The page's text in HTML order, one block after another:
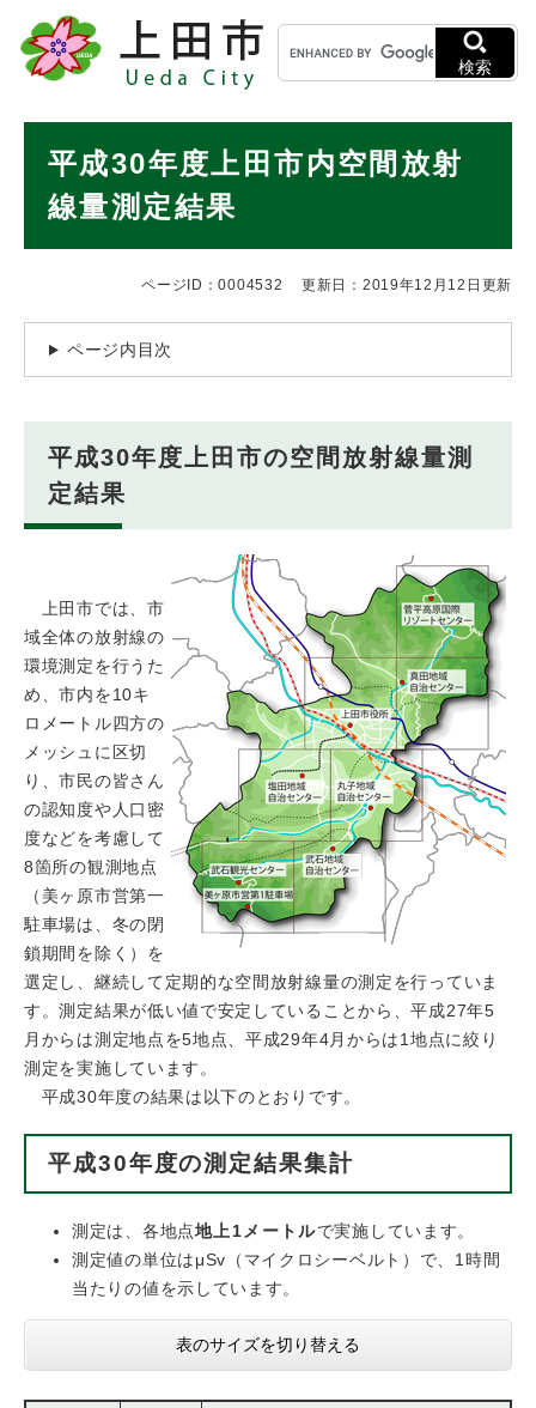
メニューを飛ばして本文へ
キ
ー
ワ
検
検索
平成30年度上田市内空間放射
線量測定結果
ページID：0004532 更新日：2019年12月12日更新
ページ内目次
平成30年度上田市の空間放射線量測
定結果
上田市では、市
域全体の放射線の
環境測定を行うた
め、市内を10キ
ロメートル四方の
メッシュに区切
り、市民の皆さん
の認知度や人口密
度などを考慮して
8箇所の観測地点
（美ヶ原市営第一
駐車場は、冬の閉
鎖期間を除く）を
選定し、継続して定期的な空間放射線量の測定を行っていま
す。測定結果が低い値で安定していることから、平成27年5
月からは測定地点を5地点、平成29年4月からは1地点に絞り
測定を実施しています。
平成30年度の結果は以下のとおりです。
平成30年度の測定結果集計
測定は、各地点地上1メートルで実施しています。
測定値の単位はμSv（マイクロシーベルト）で、1時間
当たりの値を示しています。
表のサイズを切り替える